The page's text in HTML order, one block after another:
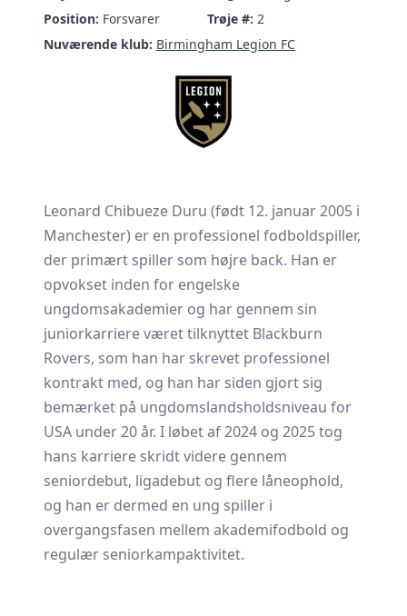
Position: Forsvarer Trøje #: 2
Nuværende klub: Birmingham Legion FC
Leonard Chibueze Duru (født 12. januar 2005 i
Manchester) er en professionel fodboldspiller,
der primært spiller som højre back. Han er
opvokset inden for engelske
ungdomsakademier og har gennem sin
juniorkarriere været tilknyttet Blackburn
Rovers, som han har skrevet professionel
kontrakt med, og han har siden gjort sig
bemærket på ungdomslandsholdsniveau for
USA under 20 år. I løbet af 2024 og 2025 tog
hans karriere skridt videre gennem
seniordebut, ligadebut og flere låneophold,
og han er dermed en ung spiller i
overgangsfasen mellem akademifodbold og
regulær seniorkampaktivitet.